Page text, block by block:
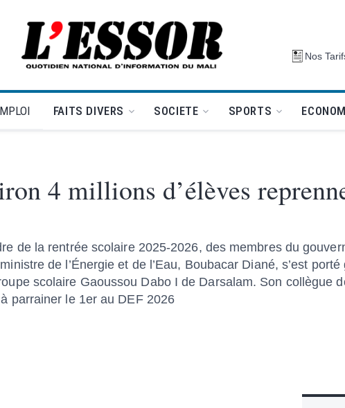
L'Essor - retour à la une Nos
FAITS DIVERS SOCIETE SPORTS
4 millions d’élèves
de la rentrée scolaire 2025-2026, des membres du
de l’Énergie et de l’Eau, Boubacar Diané, s’est porté
scolaire Gaoussou Dabo I de Darsalam. Son collègue
parrainer le 1er au DEF 2026